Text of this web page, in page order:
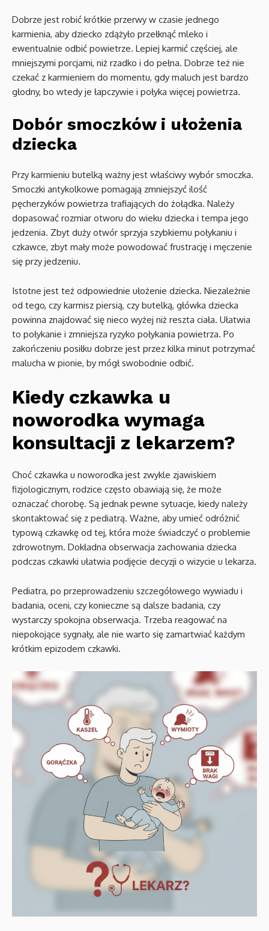
Dobrze jest robić krótkie przerwy w czasie jednego
karmienia, aby dziecko zdążyło przełknąć mleko i
ewentualnie odbić powietrze. Lepiej karmić częściej, ale
mniejszymi porcjami, niż rzadko i do pełna. Dobrze też nie
czekać z karmieniem do momentu, gdy maluch jest bardzo
głodny, bo wtedy je łapczywie i połyka więcej powietrza.
Dobór smoczków i ułożenia
dziecka
Przy karmieniu butelką ważny jest właściwy wybór smoczka.
Smoczki antykolkowe pomagają zmniejszyć ilość
pęcherzyków powietrza trafiających do żołądka. Należy
dopasować rozmiar otworu do wieku dziecka i tempa jego
jedzenia. Zbyt duży otwór sprzyja szybkiemu połykaniu i
czkawce, zbyt mały może powodować frustrację i męczenie
się przy jedzeniu.
Istotne jest też odpowiednie ułożenie dziecka. Niezależnie
od tego, czy karmisz piersią, czy butelką, główka dziecka
powinna znajdować się nieco wyżej niż reszta ciała. Ułatwia
to połykanie i zmniejsza ryzyko połykania powietrza. Po
zakończeniu posiłku dobrze jest przez kilka minut potrzymać
malucha w pionie, by mógł swobodnie odbić.
Kiedy czkawka u
noworodka wymaga
konsultacji z lekarzem?
Choć czkawka u noworodka jest zwykle zjawiskiem
fizjologicznym, rodzice często obawiają się, że może
oznaczać chorobę. Są jednak pewne sytuacje, kiedy należy
skontaktować się z pediatrą. Ważne, aby umieć odróżnić
typową czkawkę od tej, która może świadczyć o problemie
zdrowotnym. Dokładna obserwacja zachowania dziecka
podczas czkawki ułatwia podjęcie decyzji o wizycie u lekarza.
Pediatra, po przeprowadzeniu szczegółowego wywiadu i
badania, oceni, czy konieczne są dalsze badania, czy
wystarczy spokojna obserwacja. Trzeba reagować na
niepokojące sygnały, ale nie warto się zamartwiać każdym
krótkim epizodem czkawki.